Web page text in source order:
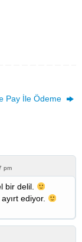
Pay İle Ödeme
pm
bir delil.
ediyor.